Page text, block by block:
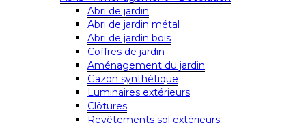
Abri de jardin
Abri de jardin métal
Abri de jardin bois
Coffres de jardin
Aménagement du jardin
Gazon synthétique
Luminaires extérieurs
Clôtures
Revêtements sol extérieurs